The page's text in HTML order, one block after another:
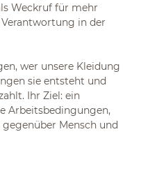
Weckruf für mehr
in der
wer unsere Kleidung
sie entsteht und
Ihr Ziel: ein
Arbeitsbedingungen,
Mensch und